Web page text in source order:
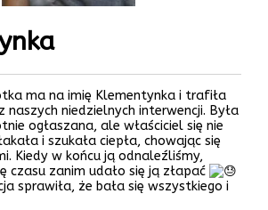
ma na imię Klementynka i trafiła
naszych niedzielnych interwencji. Była
ogłaszana, ale właściciel się nie
i szukała ciepła, chowając się
Kiedy w końcu ją odnaleźliśmy,
czasu zanim udało się ją złapać
sprawiła, że bała się wszystkiego i